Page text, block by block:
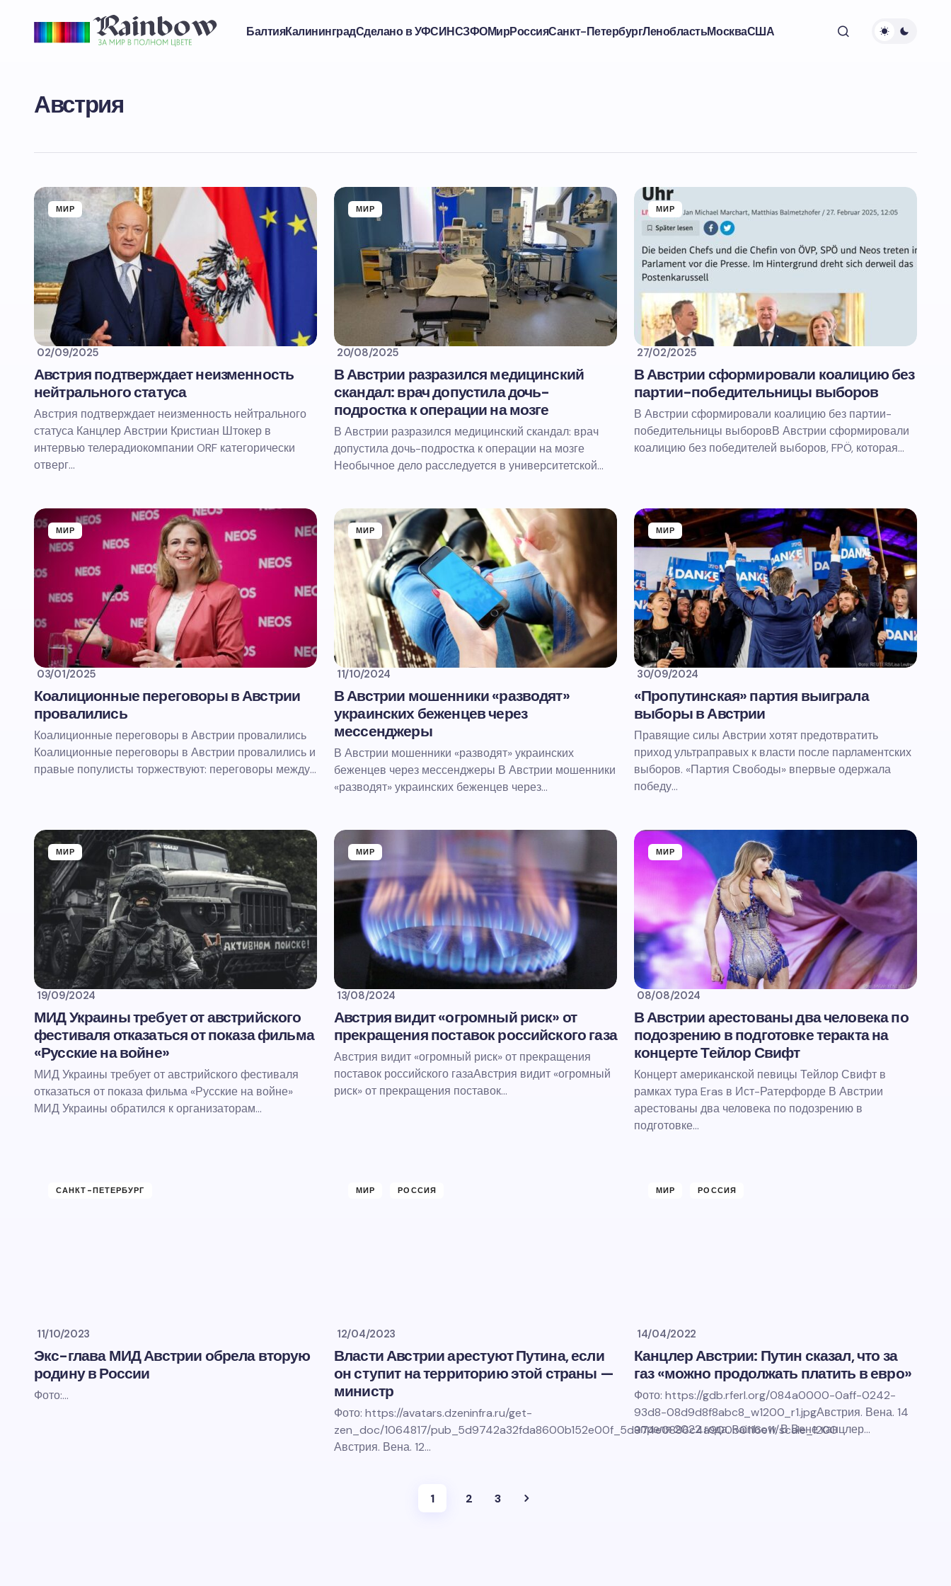
БалтияКалининградСделано в УФСИНСЗФОМирРоссияСанкт-ПетербургЛенобластьМоскваСША
Австрия
МИР
02/09/2025
Австрия подтверждает неизменность
нейтрального статуса
Австрия подтверждает неизменность нейтрального
статуса Канцлер Австрии Кристиан Штокер в
интервью телерадиокомпании ORF категорически
отверг…
МИР
20/08/2025
В Австрии разразился медицинский
скандал: врач допустила дочь-
подростка к операции на мозге
В Австрии разразился медицинский скандал: врач
допустила дочь-подростка к операции на мозге
Необычное дело расследуется в университетской…
МИР
27/02/2025
В Австрии сформировали коалицию без
партии-победительницы выборов
В Австрии сформировали коалицию без партии-
победительницы выборовВ Австрии сформировали
коалицию без победителей выборов, FPÖ, которая…
МИР
03/01/2025
Коалиционные переговоры в Австрии
провалились
Коалиционные переговоры в Австрии провалились
Коалиционные переговоры в Австрии провалились и
правые популисты торжествуют: переговоры между…
МИР
11/10/2024
В Австрии мошенники «разводят»
украинских беженцев через
мессенджеры
В Австрии мошенники «разводят» украинских
беженцев через мессенджеры В Австрии мошенники
«разводят» украинских беженцев через…
МИР
30/09/2024
«Пропутинская» партия выиграла
выборы в Австрии
Правящие силы Австрии хотят предотвратить
приход ультраправых к власти после парламентских
выборов. «Партия Свободы» впервые одержала
победу…
МИР
19/09/2024
МИД Украины требует от австрийского
фестиваля отказаться от показа фильма
«Русские на войне»
МИД Украины требует от австрийского фестиваля
отказаться от показа фильма «Русские на войне»
МИД Украины обратился к организаторам…
МИР
13/08/2024
Австрия видит «огромный риск» от
прекращения поставок российского газа
Австрия видит «огромный риск» от прекращения
поставок российского газаАвстрия видит «огромный
риск» от прекращения поставок…
МИР
08/08/2024
В Австрии арестованы два человека по
подозрению в подготовке теракта на
концерте Тейлор Свифт
Концерт американской певицы Тейлор Свифт в
рамках тура Eras в Ист-Ратерфорде В Австрии
арестованы два человека по подозрению в
подготовке…
САНКТ-ПЕТЕРБУРГ
11/10/2023
Экс-глава МИД Австрии обрела вторую
родину в России
Фото:…
МИР РОССИЯ
12/04/2023
Власти Австрии арестуют Путина, если
он ступит на территорию этой страны —
министр
Фото: https://avatars.dzeninfra.ru/get-
zen_doc/1064817/pub_5d9742a32fda8600b152e00f_5d974e0886c4a900b0116e11/scale_1200
Австрия. Вена. 12…
МИР РОССИЯ
14/04/2022
Канцлер Австрии: Путин сказал, что за
газ «можно продолжать платить в евро»
Фото: https://gdb.rferl.org/084a0000-0aff-0242-
93d8-08d9d8f8abc8_w1200_r1.jpgАвстрия. Вена. 14
апреля 2022 года. Rainbow. В Вене канцлер…
1 2 3